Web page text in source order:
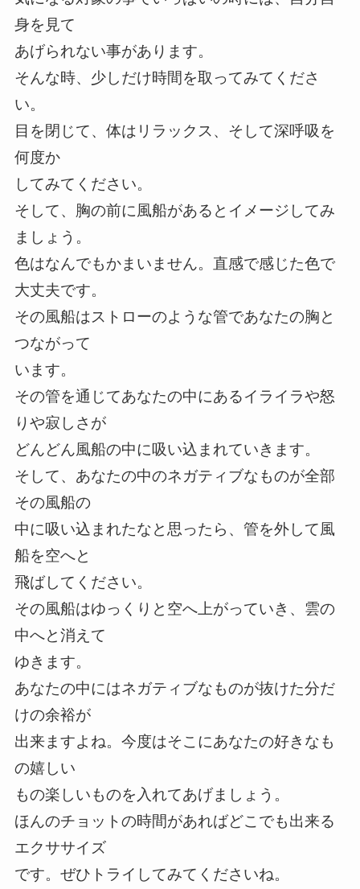
身を見て
あげられない事があります。
そんな時、少しだけ時間を取ってみてくださ
い。
目を閉じて、体はリラックス、そして深呼吸を
何度か
してみてください。
そして、胸の前に風船があるとイメージしてみ
ましょう。
色はなんでもかまいません。直感で感じた色で
大丈夫です。
その風船はストローのような管であなたの胸と
つながって
います。
その管を通じてあなたの中にあるイライラや怒
りや寂しさが
どんどん風船の中に吸い込まれていきます。
そして、あなたの中のネガティブなものが全部
その風船の
中に吸い込まれたなと思ったら、管を外して風
船を空へと
飛ばしてください。
その風船はゆっくりと空へ上がっていき、雲の
中へと消えて
ゆきます。
あなたの中にはネガティブなものが抜けた分だ
けの余裕が
出来ますよね。今度はそこにあなたの好きなも
の嬉しい
もの楽しいものを入れてあげましょう。
ほんのチョットの時間があればどこでも出来る
エクササイズ
です。ぜひトライしてみてくださいね。